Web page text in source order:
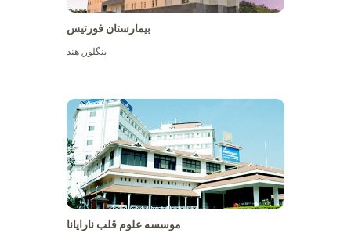
بیمارستان فورتیس
بنگلور,هند
موسسه علوم قلب نارایانا